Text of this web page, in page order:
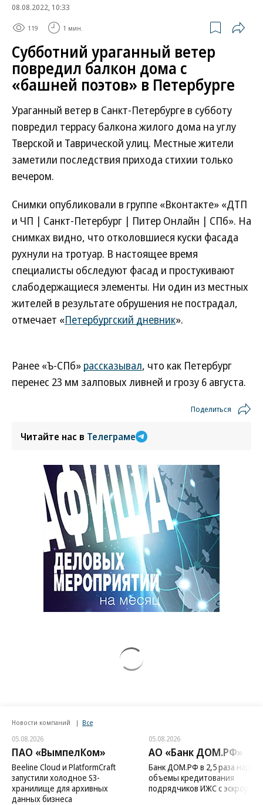
08.08.2022, 10:33
119 1 мин.
Субботний ураганный ветер
повредил балкон дома с
«башней поэтов» в Петербурге
Ураганный ветер в Санкт-Петербурге в субботу
повредил террасу балкона жилого дома на углу
Тверской и Таврической улиц. Местные жители
заметили последствия прихода стихии только
вечером.
Снимки опубликовали в группе «Вконтакте» «ДТП
и ЧП | Санкт-Петербург | Питер Онлайн | СПб». На
снимках видно, что отколовшиеся куски фасада
рухнули на тротуар. В настоящее время
специалисты обследуют фасад и простукивают
слабодержащиеся элементы. Ни один из местных
жителей в результате обрушения не пострадал,
отмечает «Петербургский дневник».
Ранее «Ъ-СПб» рассказывал, что как Петербург
перенес 23 мм залповых ливней и грозу 6 августа.
Поделиться
Читайте нас в Телеграме
Новости компаний Все
05.08.2026
ПАО «ВымпелКом»
Beeline Cloud и PlatformCraft
запустили холодное S3-
хранилище для архивных
данных бизнеса
05.08.2026
АО «Банк ДОМ.РФ»
Банк ДОМ.РФ в 2,5 раза
объемы кредитования
подрядчиков ИЖС с эскроу